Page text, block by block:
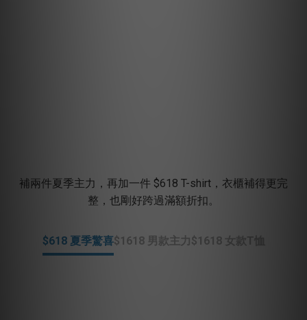
補兩件夏季主力，再加一件 $618 T-shirt，衣櫃補得更完
整，也剛好跨過滿額折扣。
$618 夏季驚喜$1618 男款主力$1618 女款T恤